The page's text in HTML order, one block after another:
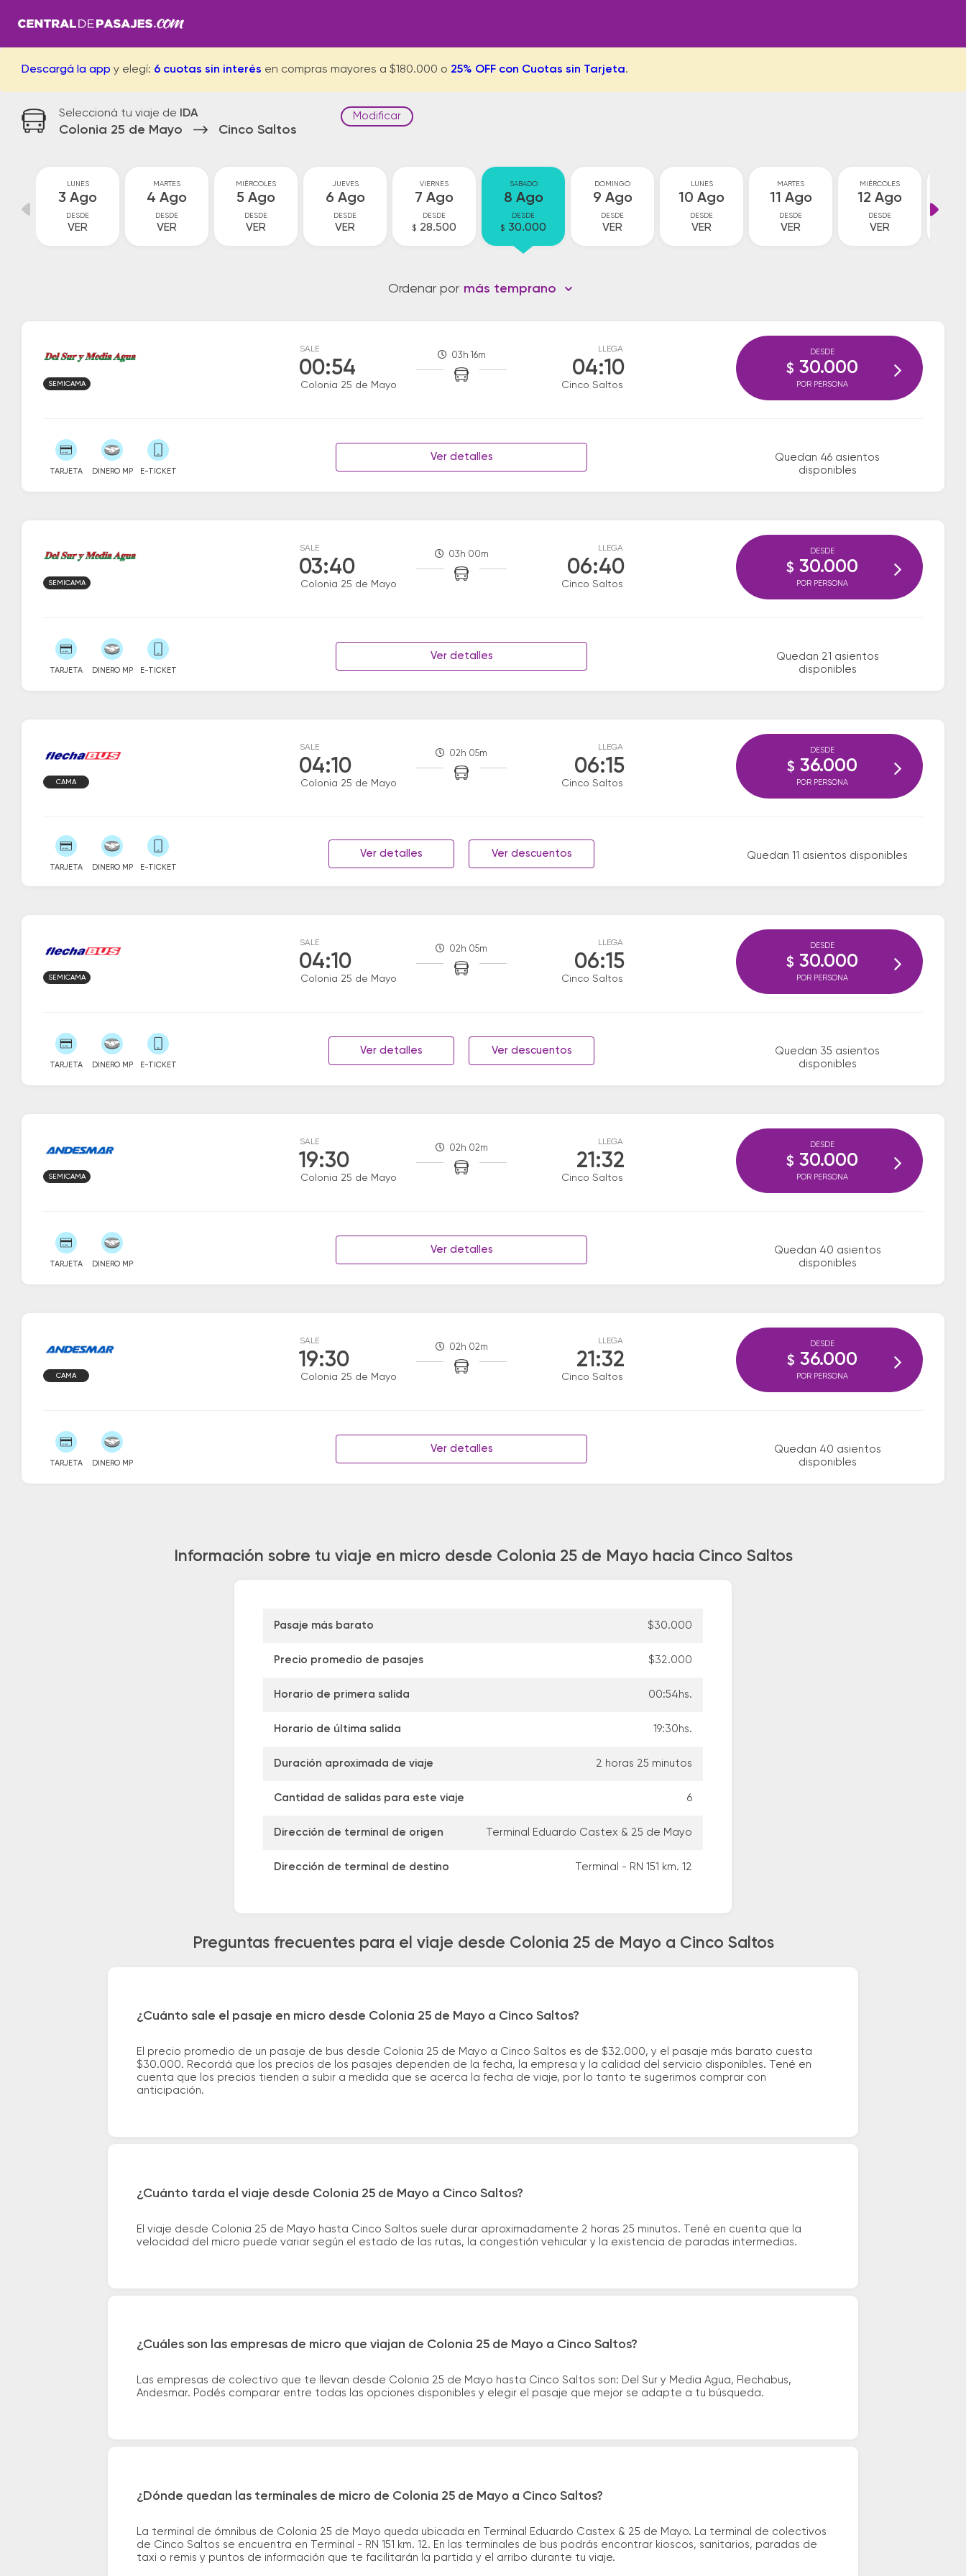
Descargá la app y elegí: 6 cuotas sin interés en compras mayores a $180.000 o 25% OFF con Cuotas sin Tarjeta.
Seleccioná tu viaje de IDA
Colonia 25 de Mayo Cinco Saltos
Modificar
LUNES
3 Ago
DESDE
VER
MARTES
4 Ago
DESDE
VER
MIÉRCOLES
5 Ago
DESDE
VER
JUEVES
6 Ago
DESDE
VER
VIERNES
7 Ago
DESDE
$ 28.500
SABADO
8 Ago
DESDE
$ 30.000
DOMINGO
9 Ago
DESDE
VER
LUNES
10 Ago
DESDE
VER
MARTES
11 Ago
DESDE
VER
MIÉRCOLES
12 Ago
DESDE
VER
Ordenar por más temprano
SALE
00:54
Colonia 25 de Mayo
03h 16m
LLEGA
04:10
Cinco Saltos
SEMICAMA
TARJETA DINERO MP E-TICKET
Ver detalles
Quedan 46 asientos
disponibles
DESDE
$ 30.000
POR PERSONA
SALE
03:40
Colonia 25 de Mayo
03h 00m
LLEGA
06:40
Cinco Saltos
SEMICAMA
TARJETA DINERO MP E-TICKET
Ver detalles
Quedan 21 asientos
disponibles
DESDE
$ 30.000
POR PERSONA
SALE
04:10
Colonia 25 de Mayo
02h 05m
LLEGA
06:15
Cinco Saltos
CAMA
TARJETA DINERO MP E-TICKET
Ver detalles Ver descuentos Quedan 11 asientos disponibles
DESDE
$ 36.000
POR PERSONA
SALE
04:10
Colonia 25 de Mayo
02h 05m
LLEGA
06:15
Cinco Saltos
SEMICAMA
TARJETA DINERO MP E-TICKET
Ver detalles Ver descuentos
Quedan 35 asientos
disponibles
DESDE
$ 30.000
POR PERSONA
SALE
19:30
Colonia 25 de Mayo
02h 02m
LLEGA
21:32
Cinco Saltos
SEMICAMA
TARJETA DINERO MP
Ver detalles
Quedan 40 asientos
disponibles
DESDE
$ 30.000
POR PERSONA
SALE
19:30
Colonia 25 de Mayo
02h 02m
LLEGA
21:32
Cinco Saltos
CAMA
TARJETA DINERO MP
Ver detalles
Quedan 40 asientos
disponibles
DESDE
$ 36.000
POR PERSONA
Información sobre tu viaje en micro desde Colonia 25 de Mayo hacia Cinco Saltos
Pasaje más barato $30.000
Precio promedio de pasajes $32.000
Horario de primera salida 00:54hs.
Horario de última salida 19:30hs.
Duración aproximada de viaje 2 horas 25 minutos
Cantidad de salidas para este viaje 6
Dirección de terminal de origen Terminal Eduardo Castex & 25 de Mayo
Dirección de terminal de destino Terminal - RN 151 km. 12
Preguntas frecuentes para el viaje desde Colonia 25 de Mayo a Cinco Saltos
¿Cuánto sale el pasaje en micro desde Colonia 25 de Mayo a Cinco Saltos?
El precio promedio de un pasaje de bus desde Colonia 25 de Mayo a Cinco Saltos es de $32.000, y el pasaje más barato cuesta
$30.000. Recordá que los precios de los pasajes dependen de la fecha, la empresa y la calidad del servicio disponibles. Tené en
cuenta que los precios tienden a subir a medida que se acerca la fecha de viaje, por lo tanto te sugerimos comprar con
anticipación.
¿Cuánto tarda el viaje desde Colonia 25 de Mayo a Cinco Saltos?
El viaje desde Colonia 25 de Mayo hasta Cinco Saltos suele durar aproximadamente 2 horas 25 minutos. Tené en cuenta que la
velocidad del micro puede variar según el estado de las rutas, la congestión vehicular y la existencia de paradas intermedias.
¿Cuáles son las empresas de micro que viajan de Colonia 25 de Mayo a Cinco Saltos?
Las empresas de colectivo que te llevan desde Colonia 25 de Mayo hasta Cinco Saltos son: Del Sur y Media Agua, Flechabus,
Andesmar. Podés comparar entre todas las opciones disponibles y elegir el pasaje que mejor se adapte a tu búsqueda.
¿Dónde quedan las terminales de micro de Colonia 25 de Mayo a Cinco Saltos?
La terminal de ómnibus de Colonia 25 de Mayo queda ubicada en Terminal Eduardo Castex & 25 de Mayo. La terminal de colectivos
de Cinco Saltos se encuentra en Terminal - RN 151 km. 12. En las terminales de bus podrás encontrar kioscos, sanitarios, paradas de
taxi o remis y puntos de información que te facilitarán la partida y el arribo durante tu viaje.